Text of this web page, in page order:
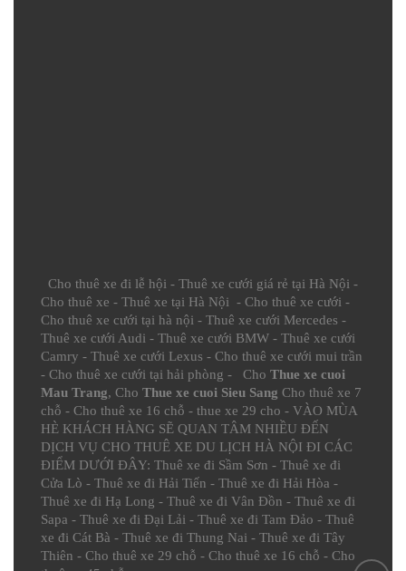
Cho thuê xe đi lễ hội - Thuê xe cưới giá rẻ tại Hà Nội -
Cho thuê xe - Thuê xe tại Hà Nội - Cho thuê xe cưới -
Cho thuê xe cưới tại hà nội - Thuê xe cưới Mercedes -
Thuê xe cưới Audi - Thuê xe cưới BMW - Thuê xe cưới
Camry - Thuê xe cưới Lexus - Cho thuê xe cưới mui trần
- Cho thuê xe cưới tại hải phòng - Cho Thue xe cuoi
Mau Trang, Cho Thue xe cuoi Sieu Sang Cho thuê xe 7
chỗ - Cho thuê xe 16 chỗ - thue xe 29 cho - VÀO MÙA
HÈ KHÁCH HÀNG SẼ QUAN TÂM NHIỀU ĐẾN
DỊCH VỤ CHO THUÊ XE DU LỊCH HÀ NỘI ĐI CÁC
ĐIỂM DƯỚI ĐÂY: Thuê xe đi Sầm Sơn - Thuê xe đi
Cửa Lò - Thuê xe đi Hải Tiến - Thuê xe đi Hải Hòa -
Thuê xe đi Hạ Long - Thuê xe đi Vân Đồn - Thuê xe đi
Sapa - Thuê xe đi Đại Lải - Thuê xe đi Tam Đảo - Thuê
xe đi Cát Bà - Thuê xe đi Thung Nai - Thuê xe đi Tây
Thiên - Cho thuê xe 29 chỗ - Cho thuê xe 16 chỗ - Cho